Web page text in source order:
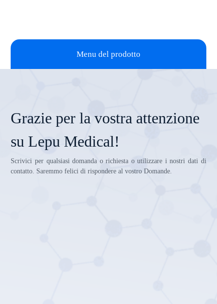
Menu del prodotto
Grazie per la vostra attenzione
su Lepu Medical!
Scrivici per qualsiasi domanda o richiesta o utilizzare i nostri dati di
contatto. Saremmo felici di rispondere al vostro Domande.